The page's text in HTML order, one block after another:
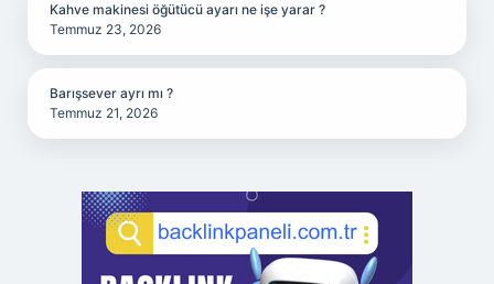
Kahve makinesi öğütücü ayarı ne işe yarar ?
Temmuz 23, 2026
Barışsever ayrı mı ?
Temmuz 21, 2026